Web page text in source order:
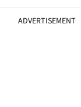
ADVERTISEMENT